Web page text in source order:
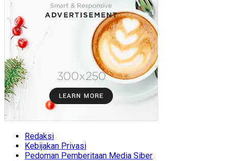
Redaksi
Kebijakan Privasi
Pedoman Pemberitaan Media Siber